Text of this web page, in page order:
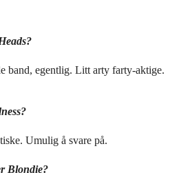
band, egentlig. Litt arty farty-aktige.
Umulig å svare på.
Blondie?